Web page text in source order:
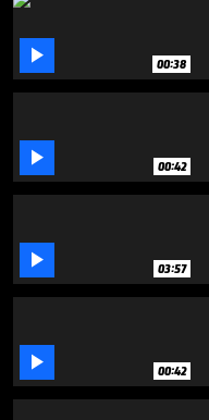
3
seconds
 00:38
 00:42
 03:57
 00:42